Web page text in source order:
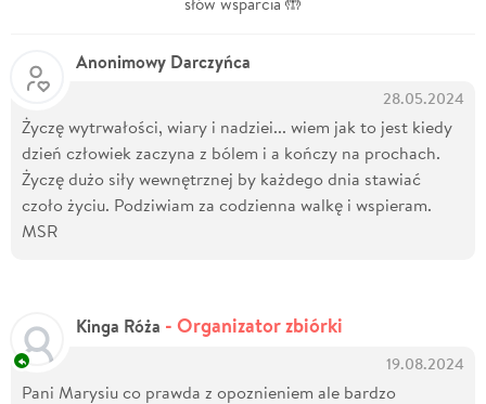
Anonimowy Darczyńca
28.05.2024
Życzę wytrwałości, wiary i nadziei... wiem jak to jest kiedy
dzień człowiek zaczyna z bólem i a kończy na prochach.
Życzę dużo siły wewnętrznej by każdego dnia stawiać
czoło życiu. Podziwiam za codzienna walkę i wspieram.
MSR
Kinga Róża - Organizator zbiórki
19.08.2024
Pani Marysiu co prawda z opoznieniem ale bardzo